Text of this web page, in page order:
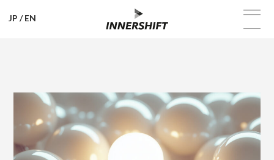
JP /EN